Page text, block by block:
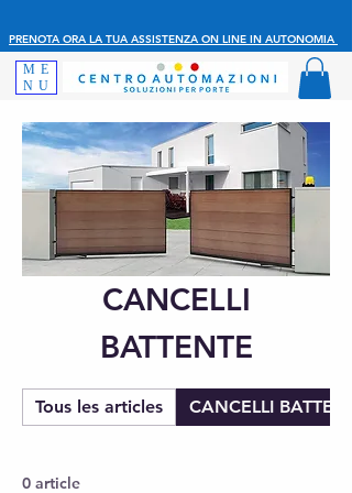
PRENOTA ORA LA TUA ASSISTENZA ON LINE IN AUTONOMIA
ME
NU
CANCELLI
BATTENTE
Tous les articles CANCELLI
0 article